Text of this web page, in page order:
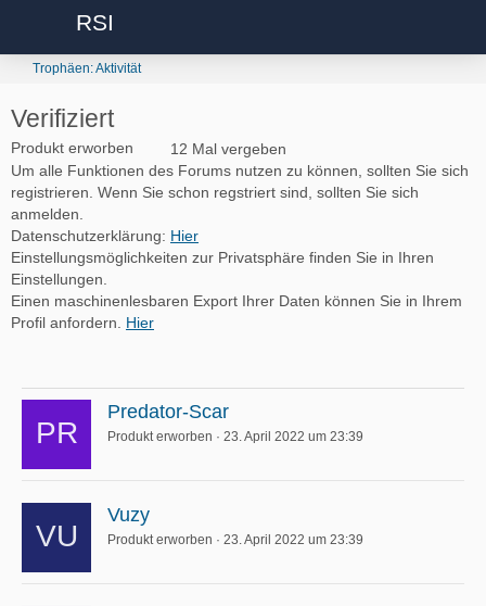
RSI
Trophäen: Aktivität
Verifiziert
Produkt erworben
12 Mal vergeben
Um alle Funktionen des Forums nutzen zu können, sollten Sie sich
registrieren. Wenn Sie schon regstriert sind, sollten Sie sich
anmelden.
Datenschutzerklärung: Hier
Einstellungsmöglichkeiten zur Privatsphäre finden Sie in Ihren
Einstellungen.
Einen maschinenlesbaren Export Ihrer Daten können Sie in Ihrem
Profil anfordern. Hier
Predator-Scar
Produkt erworben 23. April 2022 um 23:39
Vuzy
Produkt erworben 23. April 2022 um 23:39